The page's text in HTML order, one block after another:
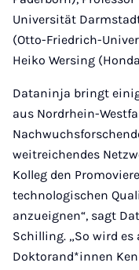
Universität
(Otto-Friedrich-
Heiko Wersing
Dataninja bringt
aus Nordrhein-
weitreichendes
Kolleg den
technologischen
anzueignen“, sagt
Schilling. „So wird
Doktorand*innen